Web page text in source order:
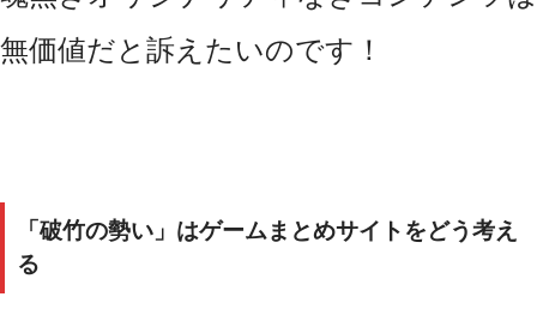
無価値だと訴えたいのです！
「破竹の勢い」はゲームまとめサイトをどう考え
る